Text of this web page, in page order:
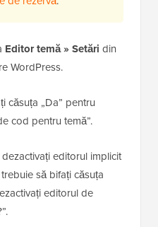
Editor temă » Setări din
WordPress.
căsuța „Da” pentru
cod pentru temă”.
editorul implicit
să bifați căsuța
editorul de